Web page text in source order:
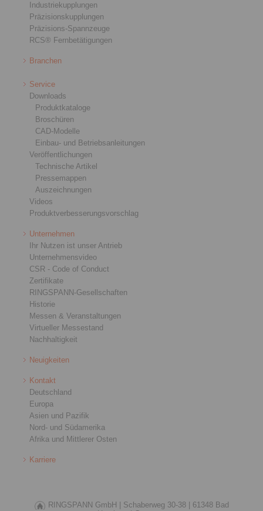
Industriekupplungen
Präzisionskupplungen
Präzisions-Spannzeuge
RCS® Fernbetätigungen
Branchen
Service
Downloads
Produktkataloge
Broschüren
CAD-Modelle
Einbau- und Betriebsanleitungen
Veröffentlichungen
Technische Artikel
Pressemappen
Auszeichnungen
Videos
Produktverbesserungsvorschlag
Unternehmen
Ihr Nutzen ist unser Antrieb
Unternehmensvideo
CSR - Code of Conduct
Zertifikate
RINGSPANN-Gesellschaften
Historie
Messen & Veranstaltungen
Virtueller Messestand
Nachhaltigkeit
Neuigkeiten
Kontakt
Deutschland
Europa
Asien und Pazifik
Nord- und Südamerika
Afrika und Mittlerer Osten
Karriere
RINGSPANN GmbH | Schaberweg 30-38 |
61348 Bad